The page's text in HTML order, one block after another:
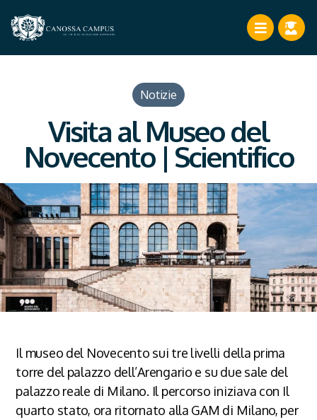
Notizie
Visita al Museo del
Novecento | Scientifico
Il museo del Novecento sui tre livelli della prima
torre del palazzo dell’Arengario e su due sale del
palazzo reale di Milano. Il percorso iniziava con Il
quarto stato, ora ritornato alla GAM di Milano, per